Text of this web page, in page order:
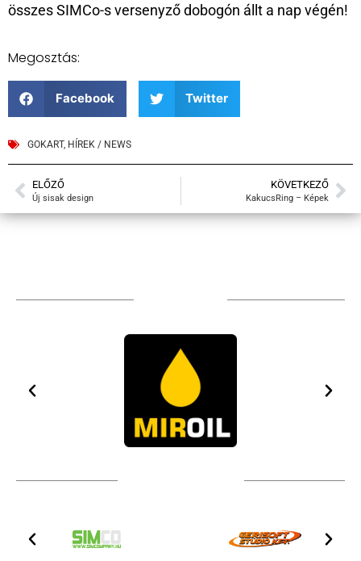
összes SIMCo-s versenyző dobogón állt a nap végén!
Megosztás:
Facebook Twitter
GOKART, HÍREK / NEWS
ELŐZŐ
Új sisak design
KÖVETKEZŐ
KakucsRing – Képek